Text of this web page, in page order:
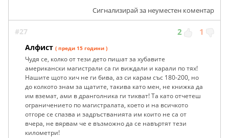
Сигнализирай за неуместен коментар
#27 2 1
Алфист ( преди 15 години )
Чудя се, колко от тези дето пишат за хубавите
американски магистрали са ги виждали и карали по тях!
Нашите щото хич не ги бива, аз си карам със 180-200, но
до колкото знам за щатите, такива като мен, не книжка да
им вземат, ами в дранголника ги тикват! Та като отчетеш
ограничението по магистралата, което и на всичкото
отгоре се спазва и задръстванията им които не са от
вчера, не вярвам че е възможно да се навъртят тези
километри!